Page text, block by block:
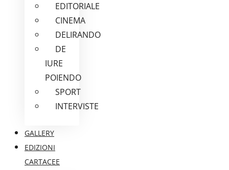
EDITORIALE
CINEMA
DELIRANDO
DE
IURE
POIENDO
SPORT
INTERVISTE
GALLERY
EDIZIONI
CARTACEE